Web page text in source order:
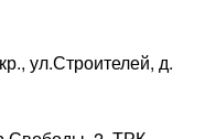
ул.Строителей, д.